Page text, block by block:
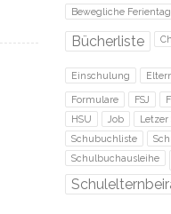
Bewegliche
Bücherliste
Einschulung
Formulare FSJ
HSU
Job
Schubuchliste
Schulbuchausleihe